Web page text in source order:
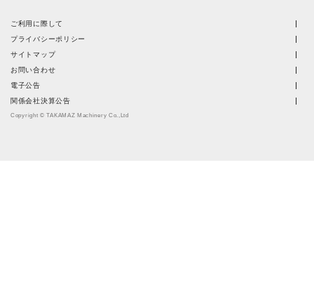
ご利用に際して
プライバシーポリシー
サイトマップ
お問い合わせ
電子公告
関係会社決算公告
Copyright © TAKAMAZ Machinery Co.,Ltd